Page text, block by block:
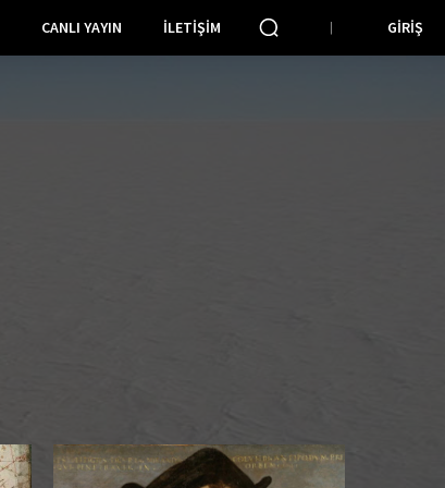
CANLI YAYIN İLETIŞIM GIRIŞ